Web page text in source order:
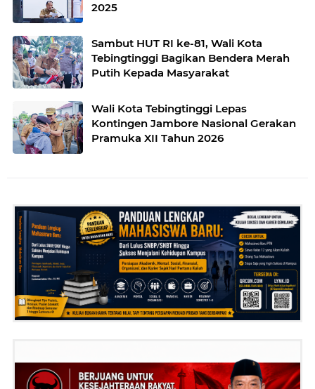
2025
Sambut HUT RI ke-81, Wali Kota
Tebingtinggi Bagikan Bendera Merah
Putih Kepada Masyarakat
Wali Kota Tebingtinggi Lepas
Kontingen Jambore Nasional Gerakan
Pramuka XII Tahun 2026